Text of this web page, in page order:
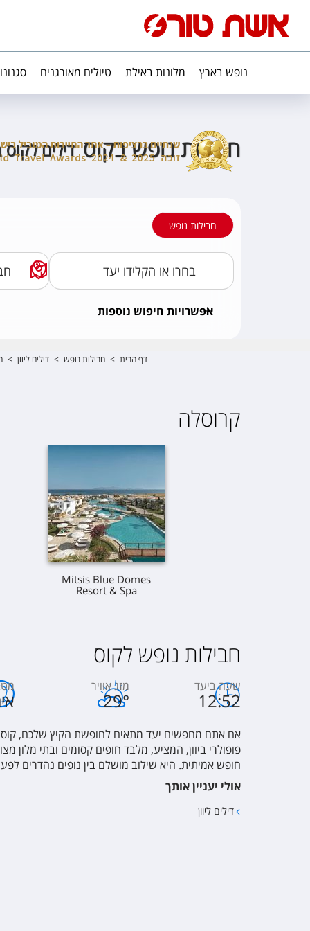
נופש בארץ מלונות באילת טיולים מאורגנים
חבילות נופש בקוס דילים לקוס
חבילות נופש
אפשרויות חיפוש נוספות
דף הבית > חבילות נופש > דילים ליוון >
קרוסלה
Mitsis Blue Domes
Resort & Spa
חבילות נופש לקוס
שעה ביעד
12:52
מזג אוויר
29°
אם אתם מחפשים יעד מתאים לחופשת הקיץ שלכם, קוס,
פופולרי ביוון, המציע, מלבד חופים קסומים ובתי מלון
חופש אמיתית. היא שילוב מושלם בין נופים נהדרים
אולי יעניין אותך
דילים ליוון